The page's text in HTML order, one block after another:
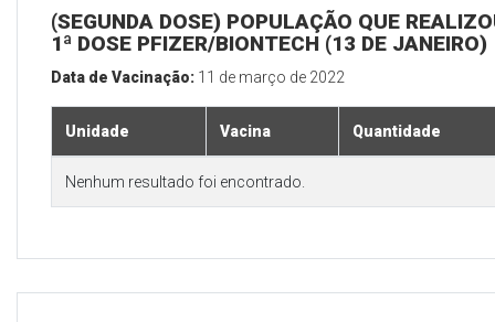
(SEGUNDA DOSE) POPULAÇÃO QUE
1ª DOSE PFIZER/BIONTECH (13 DE JANEIRO)
Data de Vacinação: 11 de março de 2022
Unidade Vacina Quantidade
Nenhum resultado foi encontrado.